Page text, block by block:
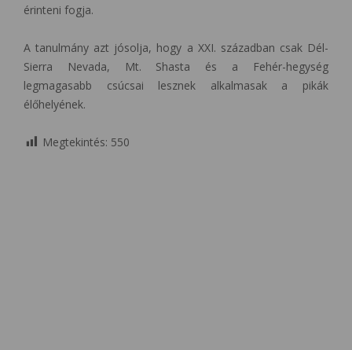
érinteni fogja.
A tanulmány azt jósolja, hogy a XXI. században csak Dél-
Sierra Nevada, Mt. Shasta és a Fehér-hegység
legmagasabb csúcsai lesznek alkalmasak a pikák
élőhelyének.
Megtekintés: 550